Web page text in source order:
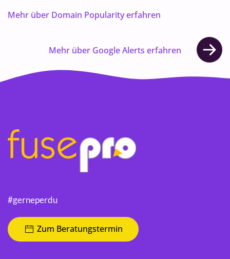
Mehr über Domain Popularity erfahren
Mehr über Google Alerts erfahren
#gerneperdu
Zum Beratungstermin